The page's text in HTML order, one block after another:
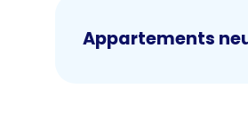
Appartements